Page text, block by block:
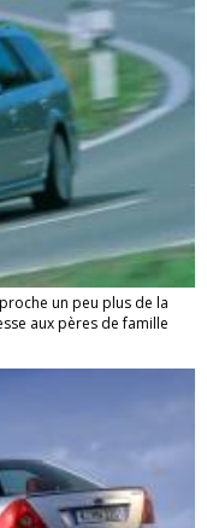
un peu plus de la
aux pères de famille